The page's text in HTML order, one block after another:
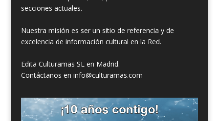
secciones actuales.
Nuestra misión es ser un sitio de referencia y de
excelencia de información cultural en la Red.
Edita Culturamas SL en Madrid.
Contáctanos en info@culturamas.com